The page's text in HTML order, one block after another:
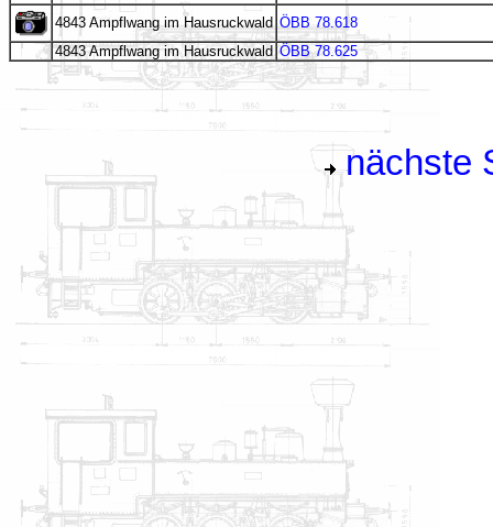
4843 Ampflwang im Hausruckwald ÖBB 78.618
4843 Ampflwang im Hausruckwald ÖBB 78.625
nächste